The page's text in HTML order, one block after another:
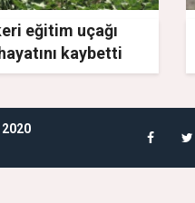
eğitim uçağı
kaybetti
2020